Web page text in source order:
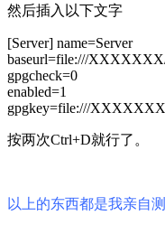
然后插入以下文字
[Server] name=Server
baseurl=file:///
gpgcheck=0
enabled=1
gpgkey=file:///
按两次Ctrl+D就行了。
以上的东西都是我亲自